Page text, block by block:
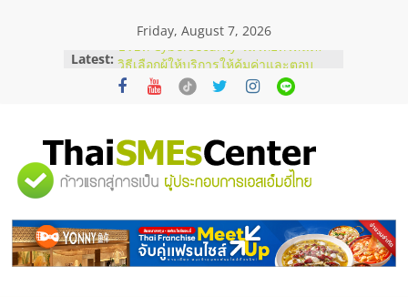
Friday, August 7, 2026
Latest: บริษัท Cybersecurity ในไทยที่ไหนดี?
วิธีเลือกผู้ให้บริการให้คุ้มค่าและตอบ
โจทย์ธุรกิจ
สัมมนาออนไลน์ โอกาสบริหารสถานี
บริการน้ำมัน Shell
สัมมนาลงทุน แฟรนไชส์ยอนนี่
ไชส์ ครั้งที่ 8
ร้านเครื่องเสียงคุณภาพสูง พร้อม
โซลูชันระบบภาพและเสียง
"ศูนย์
รวม
ข้อมูล